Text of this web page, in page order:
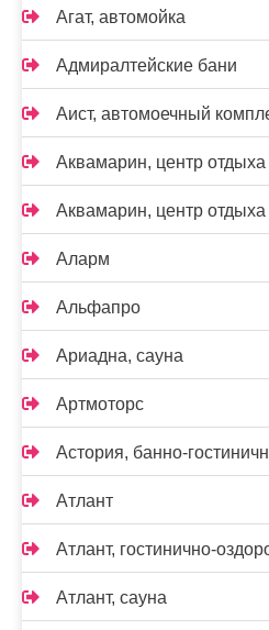
Агат, автомойка
Адмиралтейские бани
Аист, автомоечный
Аквамарин, центр отдыха
Аквамарин, центр отдыха
Аларм
Альфапро
Ариадна, сауна
Артмоторс
Астория, банно-
Атлант
Атлант, гостинично-
Атлант, сауна